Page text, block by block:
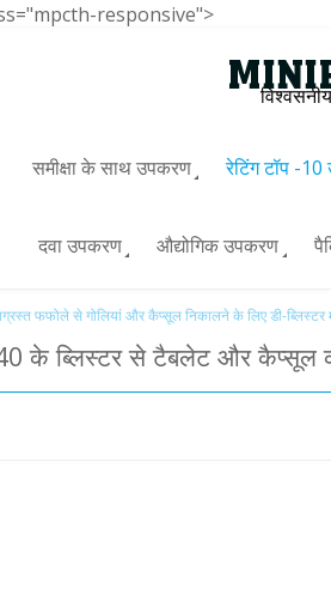
responsive">
समीक्षा के साथ उपकरण रेटिंग टॉप -
दवा उपकरण औद्योगिक उपकरण
फफोले से गोलियां और कैप्सूल निकालने के लिए डी-ब्लिस्टर
के ब्लिस्टर से टैबलेट और कैप्सूल